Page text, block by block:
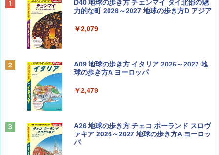
ディズニーファン ２０２６年 ９月号 [雑
誌] (ＤＩＳＮＥＹ ＦＡＮ)
￥713
Coyote No.89 特集 星野道夫 夢見る旅
山と溪谷 2026年8月号「南アルプス大全」
￥1,540
D40 地球の歩き方 チェンマイ タイ北部の魅
力的な町 2026～2027 地球の歩き方D アジア
￥2,079
A09 地球の歩き方 イタリア 2026～2027 地
球の歩き方A ヨーロッパ
￥2,479
A26 地球の歩き方 チェコ ポーランド スロヴ
ァキア 2026～2027 地球の歩き方A ヨーロッ
パ